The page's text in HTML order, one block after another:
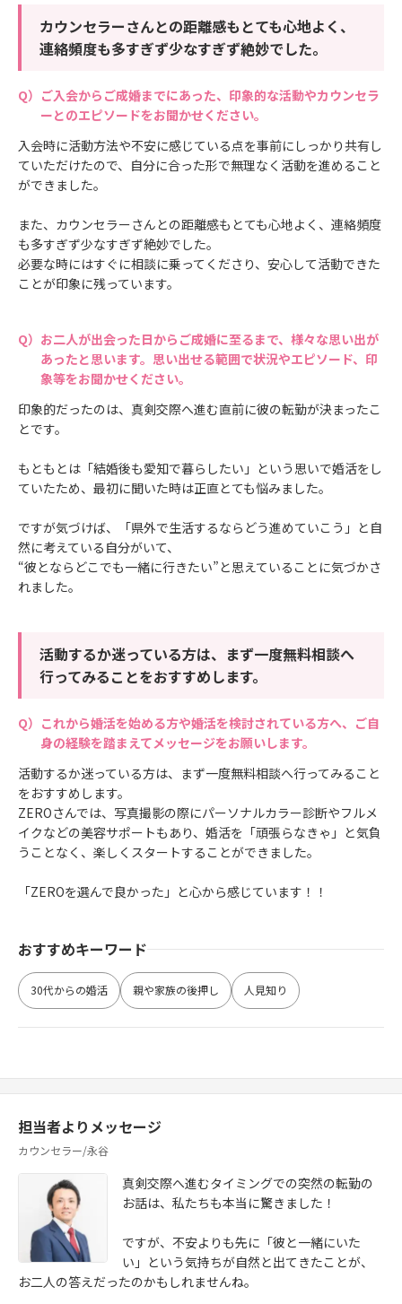
カウンセラーさんとの距離感もとても心地よく、
連絡頻度も多すぎず少なすぎず絶妙でした。
ご入会からご成婚までにあった、印象的な活動やカウンセラ
ーとのエピソードをお聞かせください。
入会時に活動方法や不安に感じている点を事前にしっかり共有し
ていただけたので、自分に合った形で無理なく活動を進めること
ができました。
また、カウンセラーさんとの距離感もとても心地よく、連絡頻度
も多すぎず少なすぎず絶妙でした。
必要な時にはすぐに相談に乗ってくださり、安心して活動できた
ことが印象に残っています。
お二人が出会った日からご成婚に至るまで、様々な思い出が
あったと思います。思い出せる範囲で状況やエピソード、印
象等をお聞かせください。
印象的だったのは、真剣交際へ進む直前に彼の転勤が決まったこ
とです。
もともとは「結婚後も愛知で暮らしたい」という思いで婚活をし
ていたため、最初に聞いた時は正直とても悩みました。
ですが気づけば、「県外で生活するならどう進めていこう」と自
然に考えている自分がいて、
“彼とならどこでも一緒に行きたい”と思えていることに気づかさ
れました。
活動するか迷っている方は、まず一度無料相談へ
行ってみることをおすすめします。
これから婚活を始める方や婚活を検討されている方へ、ご自
身の経験を踏まえてメッセージをお願いします。
活動するか迷っている方は、まず一度無料相談へ行ってみること
をおすすめします。
ZEROさんでは、写真撮影の際にパーソナルカラー診断やフルメ
イクなどの美容サポートもあり、婚活を「頑張らなきゃ」と気負
うことなく、楽しくスタートすることができました。
「ZEROを選んで良かった」と心から感じています！！
おすすめキーワード
30代からの婚活 親や家族の後押し 人見知り
担当者よりメッセージ
カウンセラー/永谷
真剣交際へ進むタイミングでの突然の転勤の
お話は、私たちも本当に驚きました！
ですが、不安よりも先に「彼と一緒にいた
い」という気持ちが自然と出てきたことが、
お二人の答えだったのかもしれませんね。